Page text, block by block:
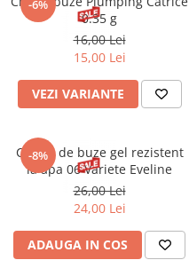
-6%
0.35 g
16,00 Lei
15,00 Lei
VEZI VARIANTE
-8%
Creion de buze gel rezistent
la apa 06 Variete Eveline
26,00 Lei
24,00 Lei
ADAUGA IN COS